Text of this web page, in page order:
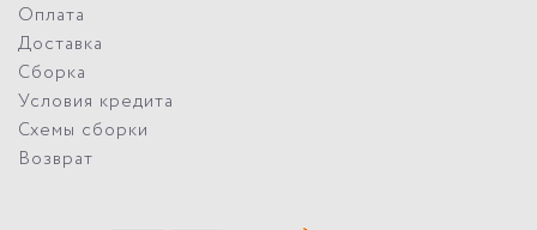
Оплата
Доставка
Сборка
Условия кредита
Схемы сборки
Возврат